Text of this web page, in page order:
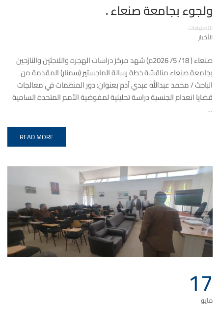
ولجوء بجامعة صنعاء .
التصنيفات
الأخبار
صنعاء ( 18/ 5/ 2026م) شهد مركز دراسات الهجره واللاجئين والنازحين
بجامعة صنعاء مناقشة خطة رسالة الماجستير (سمنار) المقدمة من
الباحث / محمد عبدالله عبدي آدم بعنوان: دور المنظمات في معالجات
قضايا انعدام الجنسية دراسة تحليلية لمفوضية الأمم المتحدة السامية
…
READ MORE
17
مايو